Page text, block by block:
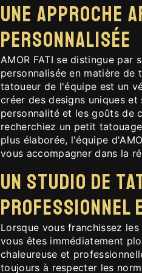
Une approche
personnalisée
AMOR FATI se distingue
personnalisée en matière de
tatoueur de l'équipe est un
créer des designs uniques
personnalité et les goûts de
recherchiez un petit
plus élaborée, l'équipe
vous accompagner dans la
Un studio de
professionnel
Lorsque vous franchissez
vous êtes immédiatement
chaleureuse et
toujours à respecter les